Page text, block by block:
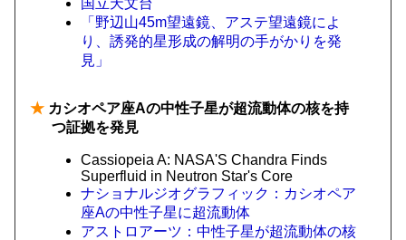
国立天文台
「野辺山45m望遠鏡、アステ望遠鏡によ
り、誘発的星形成の解明の手がかりを発
見」
★ カシオペア座Aの中性子星が超流動体の核を持
つ証拠を発見
Cassiopeia A: NASA'S Chandra Finds
Superfluid in Neutron Star's Core
ナショナルジオグラフィック：カシオペア
座Aの中性子星に超流動体
アストロアーツ：中性子星が超流動体の核